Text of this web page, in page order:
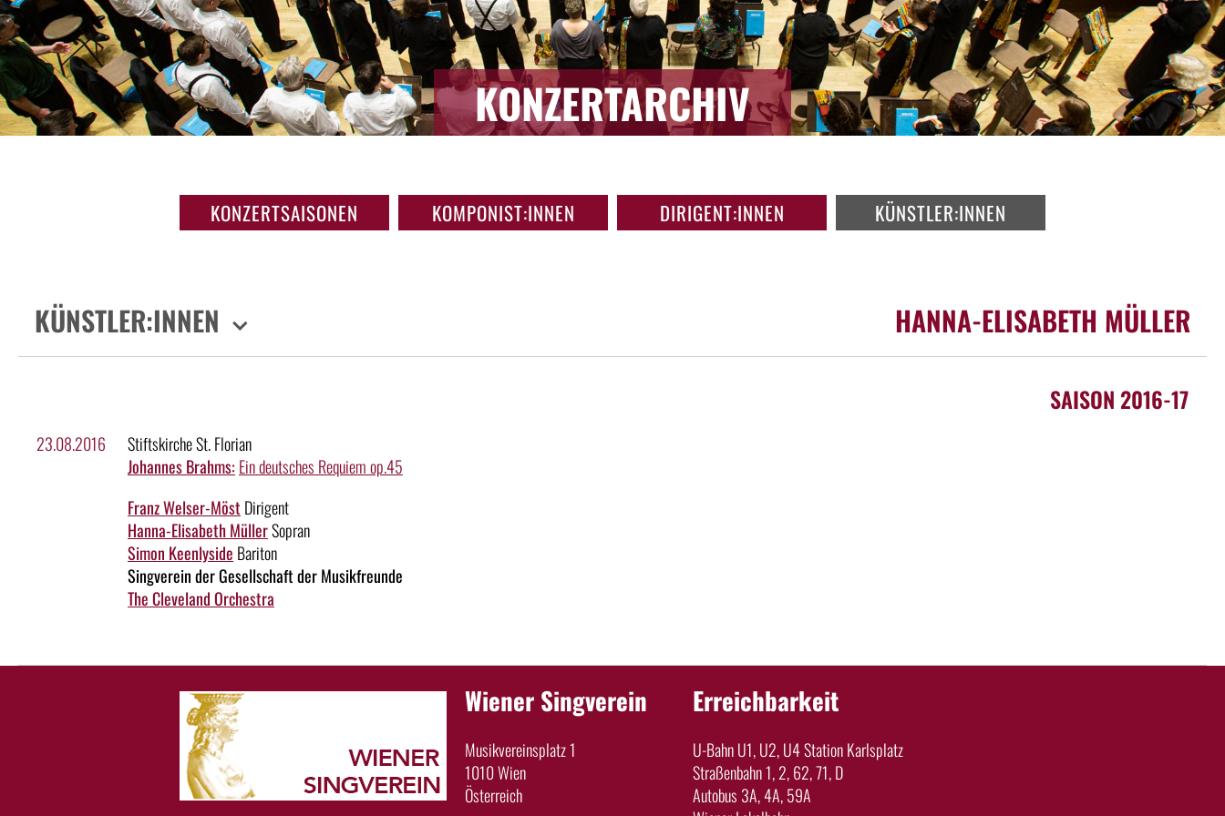
KONZERTARCHIV
KONZERTSAISONEN KOMPONIST:INNEN DIRIGENT:INNEN KÜNSTLER:INNEN
KÜNSTLER:INNEN HANNA-ELISABETH MÜLLER
SAISON 2016-17
23.08.2016
Stiftskirche St. Florian
Johannes Brahms: Ein deutsches Requiem op.45
Franz Welser-Möst Dirigent
Hanna-Elisabeth MüllerSopran
Simon Keenlyside Bariton
Singverein der Gesellschaft der Musikfreunde
The Cleveland Orchestra
Wiener Singverein
Musikvereinsplatz 1
1010 Wien
Österreich
Erreichbarkeit
U-Bahn U1, U2, U4 Station Karlsplatz
Straßenbahn 1, 2, 62, 71, D
Autobus 3A, 4A, 59A